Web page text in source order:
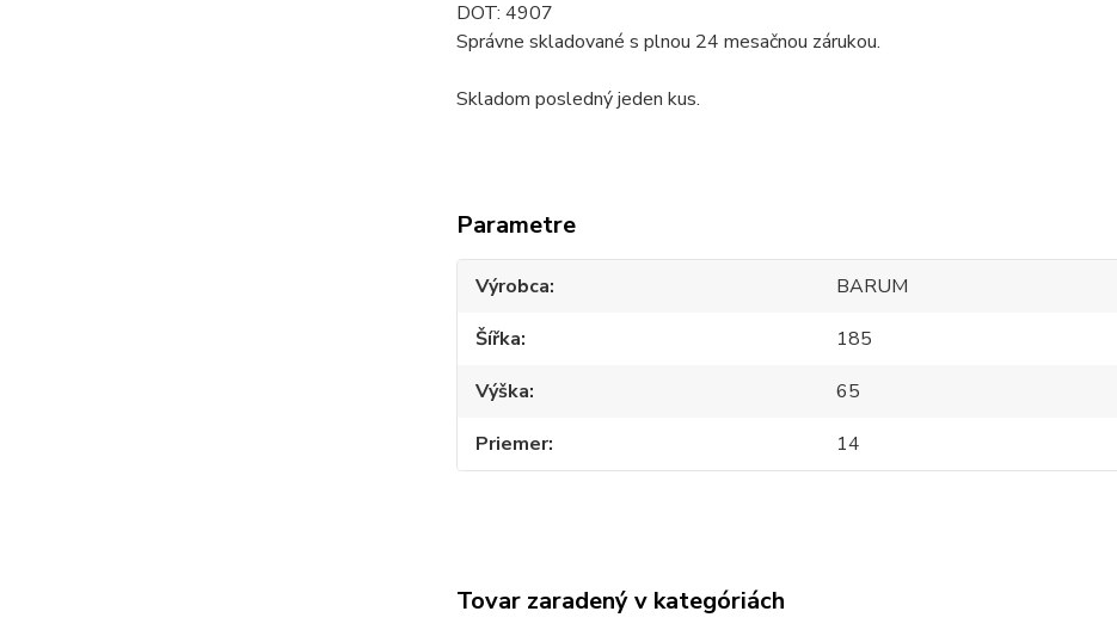
DOT: 4907
Správne skladované s plnou 24 mesačnou zárukou.
Skladom posledný jeden kus.
Parametre
Výrobca
BARUM
Šířka
185
Výška
65
Priemer
14
Tovar zaradený v kategóriách